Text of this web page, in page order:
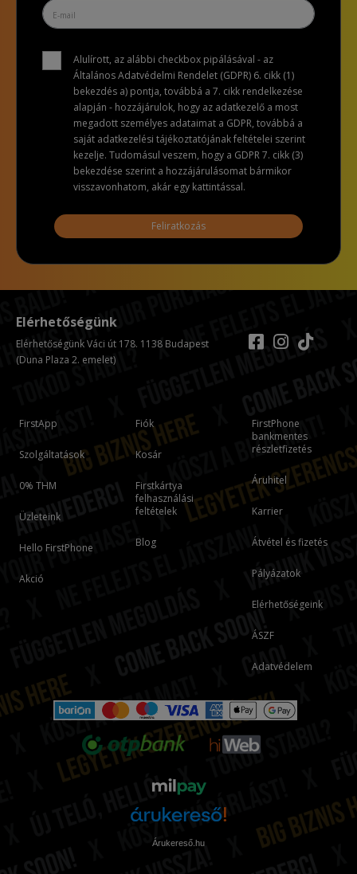
Alulírott, az alábbi checkbox pipálásával - az
Általános Adatvédelmi Rendelet (GDPR) 6. cikk (1)
bekezdés a) pontja, továbbá a 7. cikk rendelkezése
alapján - hozzájárulok, hogy az adatkezelő a most
megadott személyes adataimat a GDPR, továbbá a
saját adatkezelési tájékoztatójának feltételei szerint
kezelje. Tudomásul veszem, hogy a GDPR 7. cikk (3)
bekezdése szerint a hozzájárulásomat bármikor
visszavonhatom, akár egy kattintással.
Feliratkozás
FirstApp
Szolgáltatások
0% THM
Üzleteink
Hello FirstPhone
Akció
Fiók
Kosár
Firstkártya
felhasználási
feltételek
Blog
FirstPhone
bankmentes
részletfizetés
Áruhitel
Karrier
Átvétel és fizetés
Pályázatok
Elérhetőségeink
ÁSZF
Adatvédelem
Elérhetőségünk
Elérhetőségünk Váci út 178. 1138 Budapest
(Duna Plaza 2. emelet)
Árukereső.hu